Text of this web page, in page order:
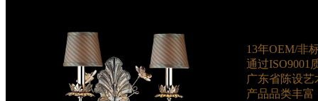
13年OEM/非
通过ISO9001
广东省陈设
产品品类丰富